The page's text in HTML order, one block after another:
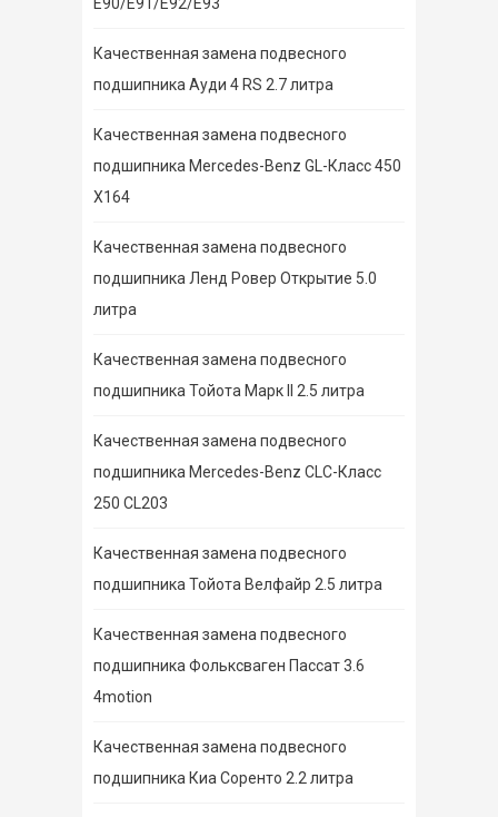
Качественная замена подвесного
подшипника Ауди 4 RS 2.7 литра
Качественная замена подвесного
подшипника Mercedes-Benz GL-Класс 450
X164
Качественная замена подвесного
подшипника Ленд Ровер Открытие 5.0
литра
Качественная замена подвесного
подшипника Тойота Марк II 2.5 литра
Качественная замена подвесного
подшипника Mercedes-Benz CLC-Класс
250 CL203
Качественная замена подвесного
подшипника Тойота Велфайр 2.5 литра
Качественная замена подвесного
подшипника Фольксваген Пассат 3.6
4motion
Качественная замена подвесного
подшипника Киа Соренто 2.2 литра